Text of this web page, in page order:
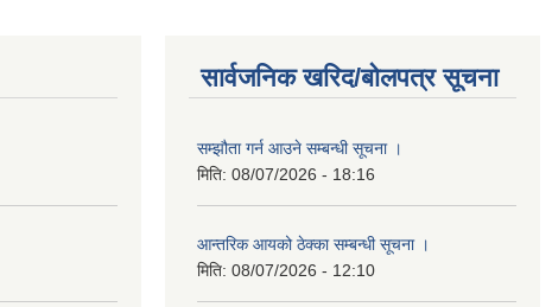
सार्वजनिक खरिद/बोलपत्र सूचना
सम्झौता गर्न आउने सम्बन्धी सूचना ।
मिति: 08/07/2026 - 18:16
आन्तरिक आयको ठेक्का सम्बन्धी सूचना ।
मिति: 08/07/2026 - 12:10